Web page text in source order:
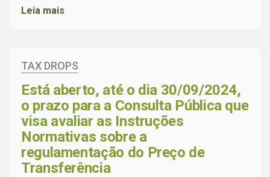
Leia mais
TAX DROPS
Está aberto, até o dia 30/09/2024,
o prazo para a Consulta Pública que
visa avaliar as Instruções
Normativas sobre a
regulamentação do Preço de
Transferência